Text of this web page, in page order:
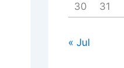
30
31
« Jul